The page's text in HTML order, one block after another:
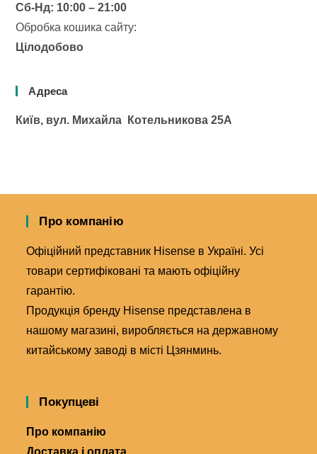
Сб-Нд: 10:00 – 21:00
Обробка кошика сайту:
Цілодобово
Адреса
Київ, вул. Михайла Котельникова 25А
Про компанію
Офіційний представник Hisense в Україні. Усі
товари сертифіковані та мають офіційну
гарантію.
Продукція бренду Hisense представлена в
нашому магазині, виробляється на державному
китайському заводі в місті Цзянминь.
Покупцеві
Про компанію
Доставка і оплата